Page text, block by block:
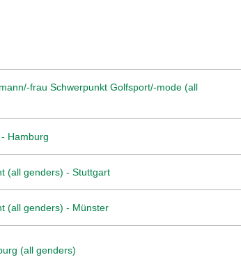
frau Schwerpunkt Golfsport/-mode (all
Hamburg
(all genders) - Stuttgart
(all genders) - Münster
(all genders)